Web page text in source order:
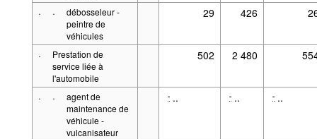
· ·
débosseleur -
peintre de
véhicules
29 426
·
Prestation de
service liée à
l'automobile
502 2 480
· ·
agent de
maintenance de
véhicule -
vulcanisateur
- .. - .. - ..